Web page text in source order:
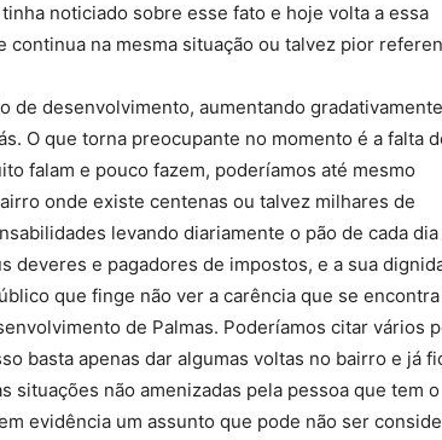
noticiado sobre esse fato e hoje volta a essa
continua na mesma situação ou talvez pior
de desenvolvimento, aumentando
O que torna preocupante no momento é a falta
falam e pouco fazem, poderíamos até mesmo
onde existe centenas ou talvez milhares de
levando diariamente o pão de cada dia
deveres e pagadores de impostos, e a sua
que finge não ver a carência que se
de Palmas. Poderíamos citar vários
basta apenas dar algumas voltas no bairro e já
situações não amenizadas pela pessoa que tem o
evidência um assunto que pode não ser